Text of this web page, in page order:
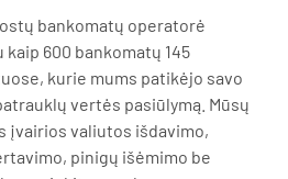
bankomatų operatorė
600 bankomatų 145
kurie mums patikėjo savo
vertės pasiūlymą. Mūsų
įvairios valiutos išdavimo,
pinigų išėmimo be